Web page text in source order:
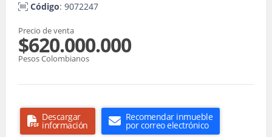
Código: 9072247
Precio de venta
$620.000.000
Pesos Colombianos
Descargar
información
Recomendar inmueble
por correo electrónico